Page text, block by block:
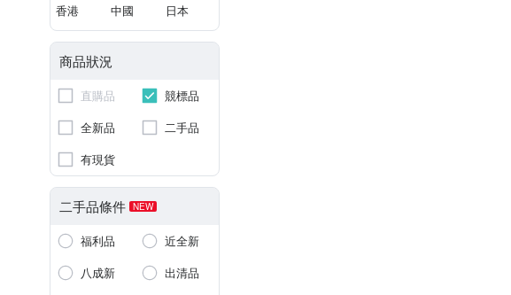
香港 中國 日本
商品狀況
直購品
競標品
全新品
二手品
有現貨
二手品條件 NEW
福利品
近全新
八成新
出清品